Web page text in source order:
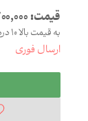
قیمت:
به قیمت بالا 10 درصد مالیات و عوارض افزوده می‌گردد.
ارسال فوری